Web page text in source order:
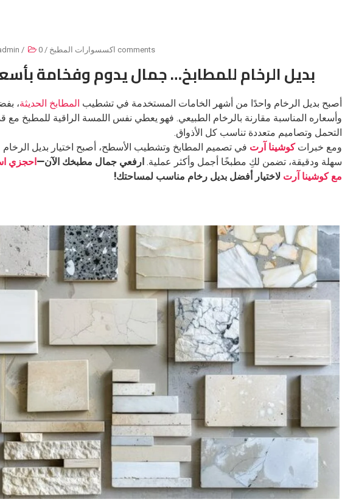
/ اكسسوارات المطبخ / 0 comments
بديل الرخام للمطابخ… جمال يدوم وفخامة
أصبح بديل الرخام واحدًا من أشهر الخامات المستخدمة في تشطيب المطابخ الحديثة،
وأسعاره المناسبة مقارنة بالرخام الطبيعي. فهو يعطي نفس اللمسة الراقية للمطبخ مع
التحمل وتصاميم متعددة تناسب كل الأذواق.
ومع خبرات كوشينا آرت في تصميم المطابخ وتشطيب الأسطح، أصبح اختيار بديل الرخام
سهلة ودقيقة، تضمن لكِ مطبخًا أجمل وأكثر عملية. ارفعي جمال مطبخك الآن—احجزي
مع كوشينا آرت لاختيار أفضل بديل رخام مناسب لمساحتك!